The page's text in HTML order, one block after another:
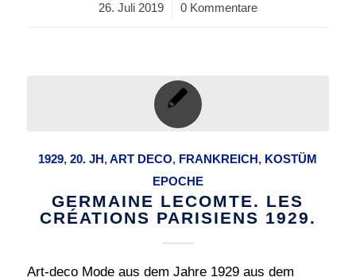
26. Juli 2019
/ 0 Kommentare
1929,20. JH,ART DECO, FRANKREICH, KOSTÜM
EPOCHE
GERMAINE LECOMTE. LES
CRÉATIONS PARISIENS 1929.
Art-deco Mode aus dem Jahre 1929 aus dem